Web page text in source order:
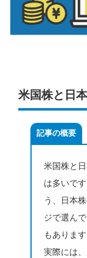
米国株と日
記事の概要
米国株と
は多いで
う、日本
ジで選ん
もあります
実際には